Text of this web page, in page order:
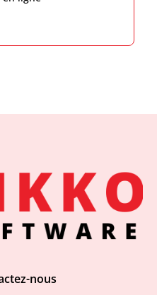
nous